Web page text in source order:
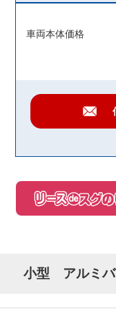
車両本体価格
小型 アルミバ